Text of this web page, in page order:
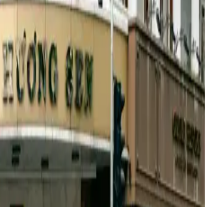
öne çıkar.
Trendler ve Wedze
fonksiyonelliği bir araya getirerek
hem de sıcak kalmanızı
her tarza uygun
Montlar: Kış
Simgesi